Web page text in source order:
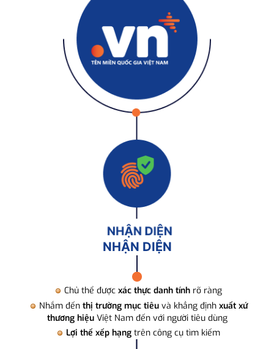
NHẬN DIỆN
Chủ thể được xác thực danh tính rõ ràng
Nhắm đến thị trường mục tiêuvà khẳng định xuất xứ
thương hiệuViệt Nam đến với người tiêu dùng
Lợi thế xếp hạng trên công cụ tìm kiếm